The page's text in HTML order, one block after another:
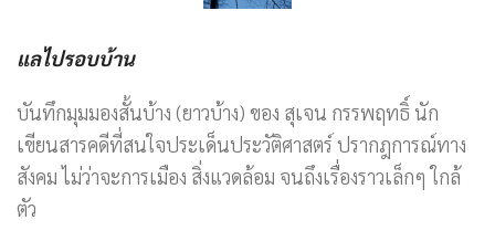
แลไปรอบบ้าน
บันทึกมุมมองสั้นบ้าง (ยาวบ้าง) ของ สุเจน กรรพฤทธิ์ นัก
เขียนสารคดีที่สนใจประเด็นประวัติศาสตร์ ปรากฎการณ์ทาง
สังคม ไม่ว่าจะการเมือง สิ่งแวดล้อม จนถึงเรื่องราวเล็กๆ ใกล้
ตัว